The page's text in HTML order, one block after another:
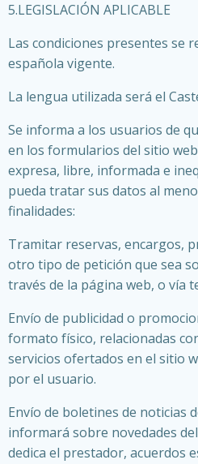
5.LEGISLACIÓN APLICABLE
Las condiciones presentes se
española vigente.
La lengua utilizada será el
Se informa a los usuarios de
en los formularios del sitio
expresa, libre, informada e
pueda tratar sus datos al
finalidades:
Tramitar reservas, encargos,
otro tipo de petición que sea
través de la página web, o vía
Envío de publicidad o
formato físico, relacionadas
servicios ofertados en el sitio
por el usuario.
Envío de boletines de noticias
informará sobre novedades
dedica el prestador, acuerdos